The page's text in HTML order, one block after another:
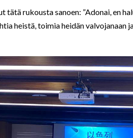
tätä rukousta sanoen: ”Adonai, en
heistä, toimia heidän valvojanaan